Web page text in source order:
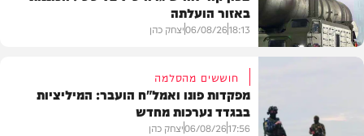
צבא וביטחון
באזור הועלתה
18:13
06/08/26יצחק כהן
חוששים מהסלמה
מפקדות פונו ואמל"ח הועבר: המיליציות
בבגדד נערכות מחדש
17:56
06/08/26יצחק כהן